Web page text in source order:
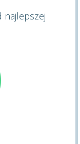
najlepszej